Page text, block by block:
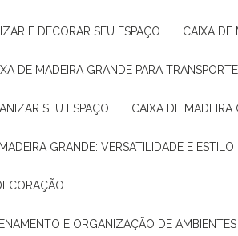
E DECORAR SEU ESPAÇO CAIXA
DE MADEIRA GRANDE PARA
SEU ESPAÇO CAIXA DE
MADEIRA GRANDE: VERSATILIDADE E
E ORGANIZAÇÃO DE